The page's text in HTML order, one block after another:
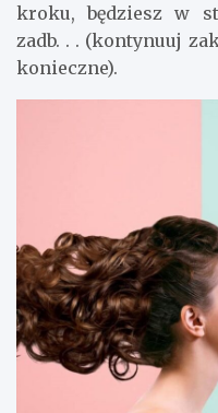
kroku, będziesz w
zadb. . . (kontynuuj
konieczne).